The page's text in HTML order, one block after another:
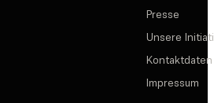
Presse
Unsere
Kontaktdaten
Impressum